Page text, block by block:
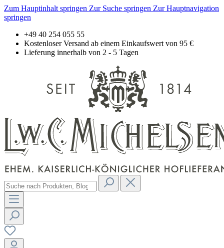
Zum Hauptinhalt springen Zur Suche springen Zur Hauptnavigation
springen
+49 40 254 055 55
Kostenloser Versand ab einem Einkaufswert von 95 €
Lieferung innerhalb von 2 - 5 Tagen